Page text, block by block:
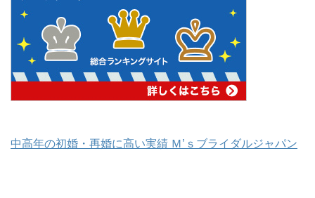
中高年の初婚・再婚に高い実績 Ｍ’ｓブライダルジャパン